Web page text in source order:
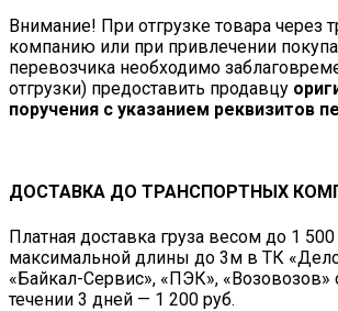
Внимание! При отгрузке товара через
компанию или при привлечении
перевозчика необходимо
отгрузки) предоставить продавцу
поручения с указанием реквизитов
ДОСТАВКА ДО ТРАНСПОРТНЫХ
Платная доставка груза весом до 1 500
максимальной длины до 3м в ТК
«Байкал-Сервис», «ПЭК», «Возовозов»
течении 3 дней — 1 200 руб.